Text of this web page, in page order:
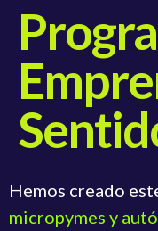
Hemos creado
micropymes y